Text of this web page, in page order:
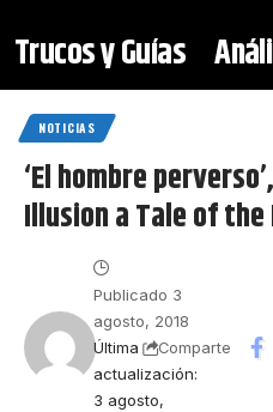
Trucos y Guías
NOTICIAS
‘El hombre
Illusion a Tale of the
Última
actualización:
3 agosto,
Publicado 3
agosto, 2018
Comparte